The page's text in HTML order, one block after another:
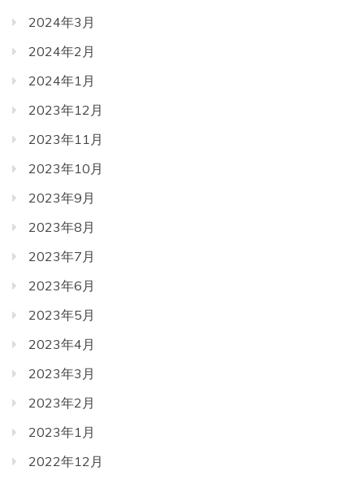
2024年3月
2024年2月
2024年1月
2023年12月
2023年11月
2023年10月
2023年9月
2023年8月
2023年7月
2023年6月
2023年5月
2023年4月
2023年3月
2023年2月
2023年1月
2022年12月